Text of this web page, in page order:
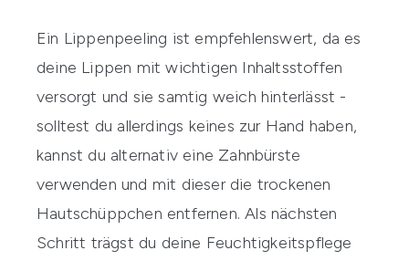
Ein Lippenpeeling ist empfehlenswert, da es
deine Lippen mit wichtigen Inhaltsstoffen
versorgt und sie samtig weich hinterlässt -
solltest du allerdings keines zur Hand haben,
kannst du alternativ eine Zahnbürste
verwenden und mit dieser die trockenen
Hautschüppchen entfernen. Als nächsten
Schritt trägst du deine Feuchtigkeitspflege